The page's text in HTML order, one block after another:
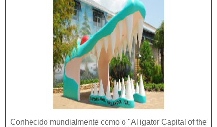
Conhecido mundialmente como o "Alligator Capital of the